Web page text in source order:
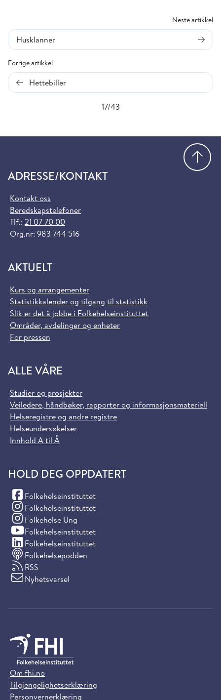
Forrige artikkel
Hettebiller
17/43
Neste artikkel
Husklanner
ADRESSE/KONTAKT
Kontakt oss
Beredskapstelefoner
Tlf.: 21 07 70 00
Org.nr: 983 744 516
AKTUELT
Kurs og arrangementer
Statistikkalender og tilgang til statistikk
Slik er det å jobbe i Folkehelseinstituttet
Områder, avdelinger og enheter
For pressen
ALLE VÅRE
Studier og prosjekter
Veiledere, håndbøker, rapporter og informasjonsmateriell
Helseregistre og andre registre
Helseundersøkelser
Innhold A til Å
HOLD DEG OPPDATERT
Folkehelseinstituttet
(Facebook)
Folkehelseinstituttet
(Instagram)
Folkehelse Ung
(Instagram)
Folkehelseinstituttet
(YouTube)
Folkehelseinstituttet
(LinkedIn)
Folkehelsepodden
RSS
Nyhetsvarsel
Om fhi.no
Tilgjengelighetserklæring
Personvernerklæring